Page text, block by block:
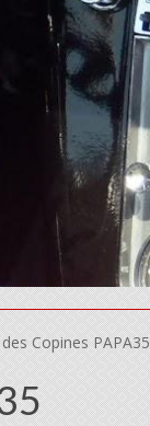
Copines PAPA35